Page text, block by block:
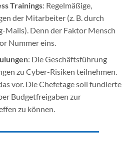
Trainings: Regelmäßige,
der Mitarbeiter (z. B. durch
Mails). Denn der Faktor Mensch
Nummer eins.
: Die Geschäftsführung
zu Cyber-Risiken teilnehmen.
vor. Die Chefetage soll fundierte
Budgetfreigaben zur
zu können.